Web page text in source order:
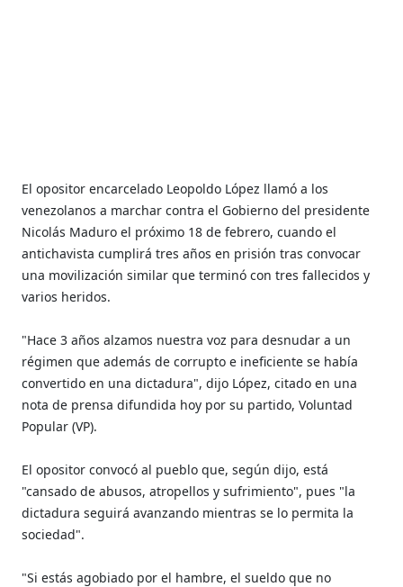
El opositor encarcelado Leopoldo López llamó a los
venezolanos a marchar contra el Gobierno del presidente
Nicolás Maduro el próximo 18 de febrero, cuando el
antichavista cumplirá tres años en prisión tras convocar
una movilización similar que terminó con tres fallecidos y
varios heridos.
"Hace 3 años alzamos nuestra voz para desnudar a un
régimen que además de corrupto e ineficiente se había
convertido en una dictadura", dijo López, citado en una
nota de prensa difundida hoy por su partido, Voluntad
Popular (VP).
El opositor convocó al pueblo que, según dijo, está
"cansado de abusos, atropellos y sufrimiento", pues "la
dictadura seguirá avanzando mientras se lo permita la
sociedad".
"Si estás agobiado por el hambre, el sueldo que no